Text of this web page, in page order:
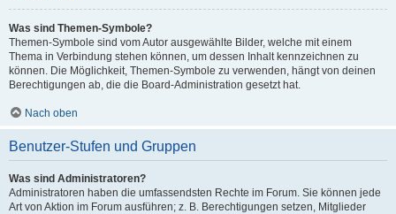
Was sind Themen-Symbole?
Themen-Symbole sind vom Autor ausgewählte Bilder, welche mit einem
Thema in Verbindung stehen können, um dessen Inhalt kennzeichnen zu
können. Die Möglichkeit, Themen-Symbole zu verwenden, hängt von deinen
Berechtigungen ab, die die Board-Administration gesetzt hat.
Nach oben
Benutzer-Stufen und Gruppen
Was sind Administratoren?
Administratoren haben die umfassendsten Rechte im Forum. Sie können jede
Art von Aktion im Forum ausführen; z. B. Berechtigungen setzen, Mitglieder